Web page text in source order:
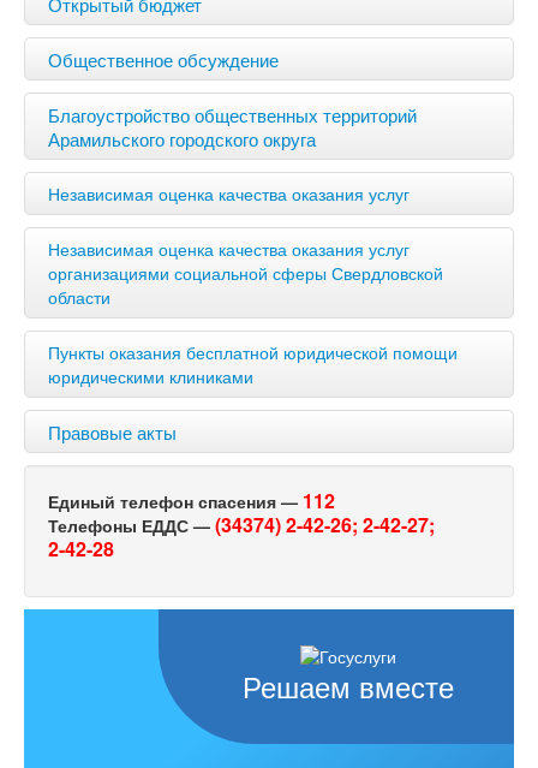
Общественное обсуждение
Благоустройство общественных территорий
Арамильского городского округа
Независимая оценка качества оказания услуг
Независимая оценка качества оказания услуг
организациями социальной сферы Свердловской
области
Пункты оказания бесплатной юридической помощи
юридическими клиниками
Правовые акты
Единый телефон спасения — 112
Телефоны ЕДДС — (34374) 2-42-26; 2-42-27;
2-42-28
Решаем вместе